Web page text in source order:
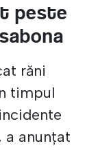
peste
răni
timpul
a anunțat